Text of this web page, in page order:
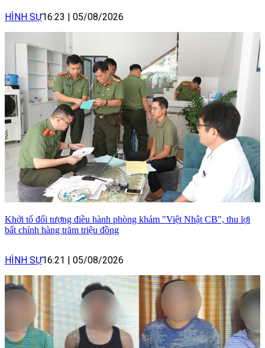
HÌNH SỰ16:23 05/08/2026
Khởi tố đối tượng điều hành phòng khám "Việt Nhật CB", thu lợi
bất chính hàng trăm triệu đồng
HÌNH SỰ16:21 05/08/2026